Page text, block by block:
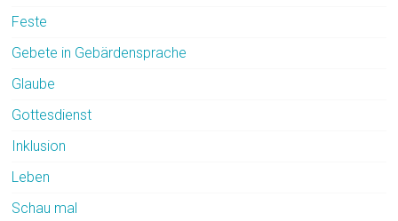
Feste
Gebete in Gebärdensprache
Glaube
Gottesdienst
Inklusion
Leben
Schau mal